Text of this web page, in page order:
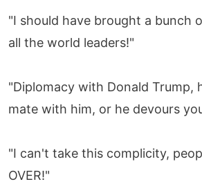
"I should have brought a bunch
all the world leaders!"
"Diplomacy with Donald Trump,
mate with him, or he devours
"I can't take this complicity,
OVER!"